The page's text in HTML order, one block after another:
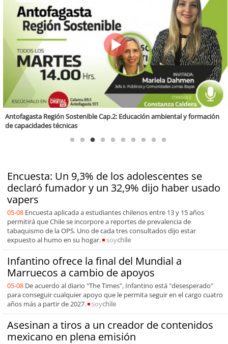
Valparaíso Región Sostenible Cap. 83: Calidad, ética y sostenibilidad
Encuesta: Un 9,3% de los adolescentes se
declaró fumador y un 32,9% dijo haber usado
vapers
05-08 Encuesta aplicada a estudiantes chilenos entre 13 y 15 años
permitirá que Chile se incorpore a reportes de prevalencia de
tabaquismo de la OPS. Uno de cada tres consultados dijo estar
expuesto al humo en su hogar.
soychile
Infantino ofrece la final del Mundial a
Marruecos a cambio de apoyos
05-08 De acuerdo al diario "The Times", Infantino está "desesperado"
para conseguir cualquier apoyo que le permita seguir en el cargo cuatro
años más a partir de 2027.
soychile
Asesinan a tiros a un creador de contenidos
mexicano en plena emisión